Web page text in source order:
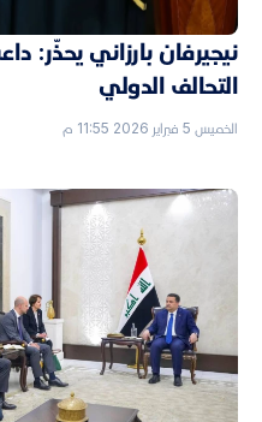
نيجيرفان بارزاني يحذّر:
التحالف الدولي
الخميس 5 فبراير 2026 11:55 م